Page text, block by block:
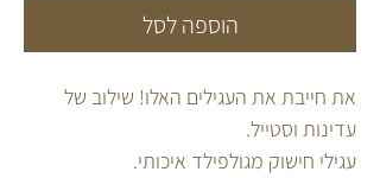
הוספה לסל
את חייבת את העגילים האלו! שילוב של
עדינות וסטייל.
עגילי חישוק מגולפילד איכותי.